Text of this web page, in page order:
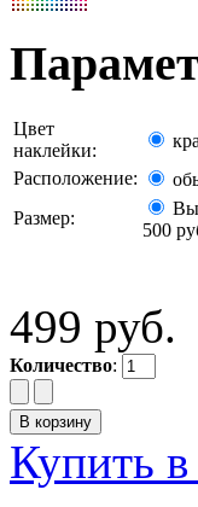
Цвет
наклейки:
Расположение:
Размер:
500
499 руб.
Количество:
Купить